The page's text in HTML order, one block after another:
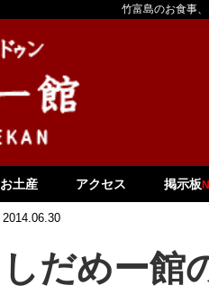
竹富島のお食事
お土産 アクセス 掲示板
2014.06.30
しだめー館